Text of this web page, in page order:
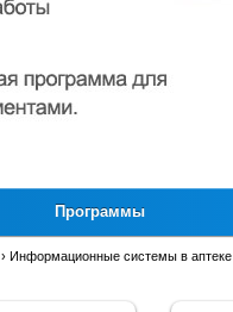
Программы
› Информационные системы в аптеке